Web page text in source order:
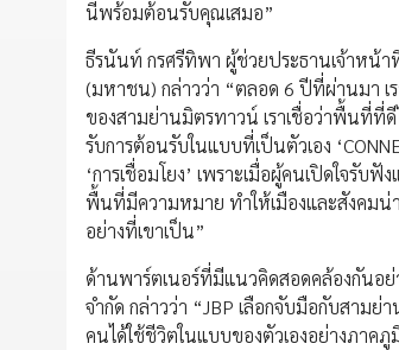
นี้พร้อมต้อนรับคุณเสมอ”
ธีรนันท์ กรศรีทิพา ผู้ช่วยประธานเจ้าหน้า
(มหาชน) กล่าวว่า “ตลอด 6 ปีที่ผ่านมา เ
ของสามย่านมิตรทาวน์ เราเชื่อว่าพื้นที่ที่
รับการต้อนรับในแบบที่เป็นตัวเอง
‘การเชื่อมโยง’ เพราะเมื่อผู้คนเปิดใจรั
พื้นที่มีความหมาย ทำให้เมืองและสังคมน่
อย่างที่เขาเป็น”
ด้านพาร์ตเนอร์ที่มีแนวคิดสอดคล้องกันอ
จำกัด กล่าวว่า “JBP เลือกจับมือกับสามย่
คนได้ใช้ชีวิตในแบบของตัวเองอย่างภาค